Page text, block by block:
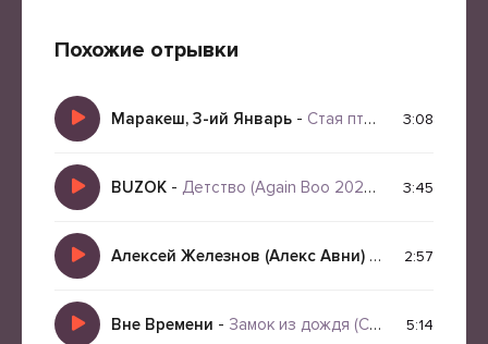
Похожие отрывки
Маракеш, 3-ий Январь - Стая птиц голубей 3:08
BUZOK - Детство (Again Boo 2026 Remix) 3:45
Алексей Железнов (Алекс Авни) Постой
2:57
Вне Времени - Замок из дождя (Cover) 5:14